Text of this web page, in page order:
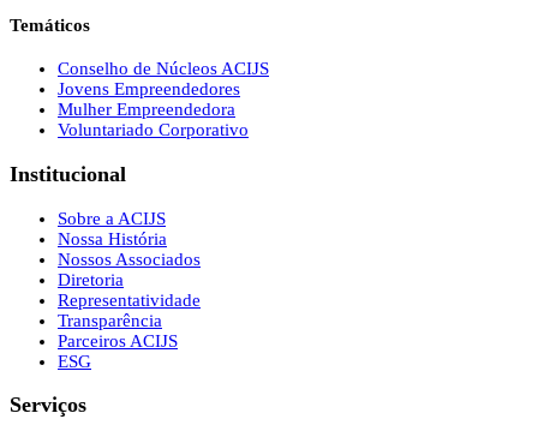
Temáticos
Conselho de Núcleos ACIJS
Jovens Empreendedores
Mulher Empreendedora
Voluntariado Corporativo
Institucional
Sobre a ACIJS
Nossa História
Nossos Associados
Diretoria
Representatividade
Transparência
Parceiros ACIJS
ESG
Serviços